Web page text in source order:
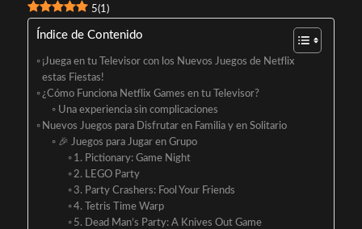
5(1)
Índice de Contenido
¡Juega en tu Televisor con los Nuevos Juegos de Netflix
estas Fiestas!
¿Cómo Funciona Netflix Games en tu Televisor?
Una experiencia sin complicaciones
Nuevos Juegos para Disfrutar en Familia y en Solitario
🎉 Juegos para Jugar en Grupo
1. Pictionary: Game Night
2. LEGO Party
3. Party Crashers: Fool Your Friends
4. Tetris Time Warp
5. Dead Man’s Party: A Knives Out Game